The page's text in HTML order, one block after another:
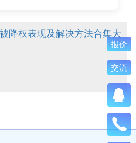
降权表现及解决方法合集大
报价
交流